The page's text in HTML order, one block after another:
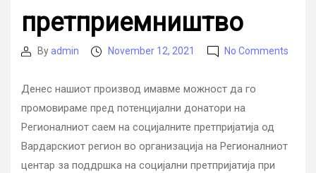
претприемништво
PostByadmin
PostNovember 12, 2021 No Comments
Денес нашиот производ имавме можност да го
промовираме пред потенцијални донатори на
Регионалниот саем на социјалните претпријатија од
Вардарскиот регион во организација на Регионалниот
центар за поддршка на социјални претпријатија при